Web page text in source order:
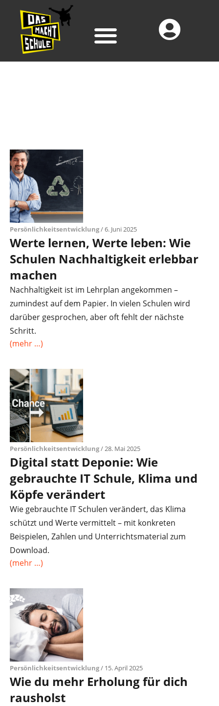
Persönlichkeitsentwicklung/ 6. Juni 2025
Werte lernen, Werte leben: Wie
Schulen Nachhaltigkeit erlebbar
machen
Nachhaltigkeit ist im Lehrplan angekommen –
zumindest auf dem Papier. In vielen Schulen wird
darüber gesprochen, aber oft fehlt der nächste
Schritt.
(mehr …)
Persönlichkeitsentwicklung/ 28. Mai 2025
Digital statt Deponie: Wie
gebrauchte IT Schule, Klima und
Köpfe verändert
Wie gebrauchte IT Schulen verändert, das Klima
schützt und Werte vermittelt – mit konkreten
Beispielen, Zahlen und Unterrichtsmaterial zum
Download.
(mehr …)
Persönlichkeitsentwicklung/ 15. April 2025
Wie du mehr Erholung für dich
rausholst